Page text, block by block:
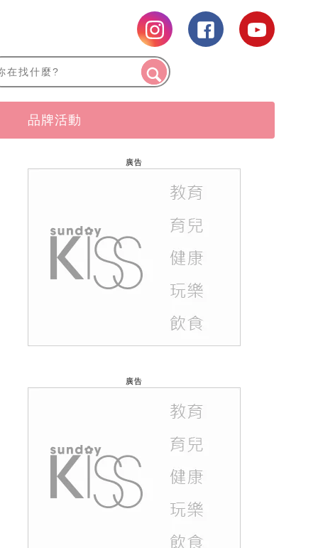
品牌活動
廣告
廣告